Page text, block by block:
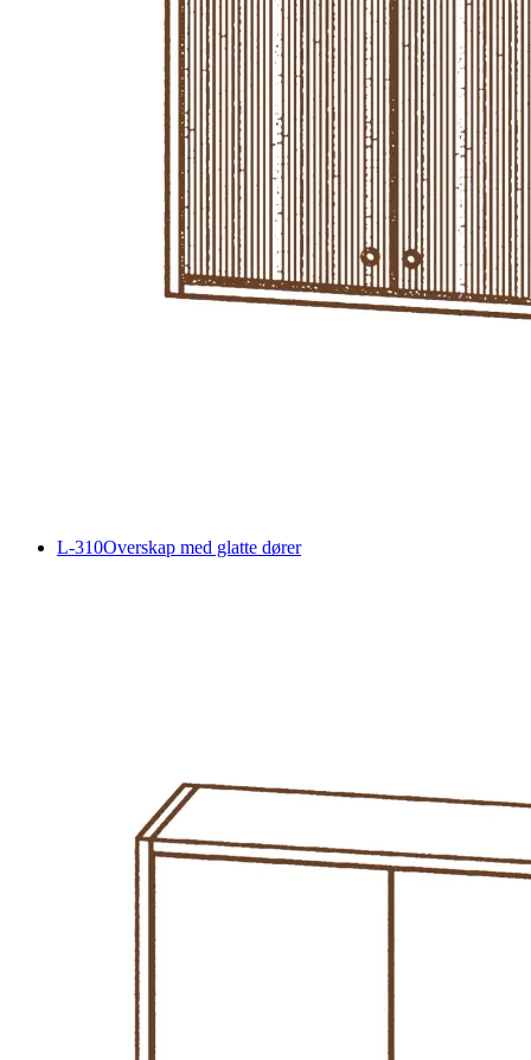
L-310Overskap med glatte dører